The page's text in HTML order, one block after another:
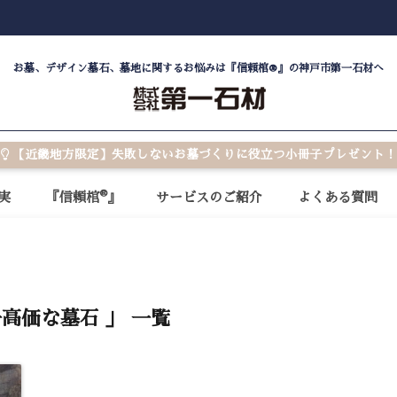
お墓、デザイン墓石、墓地に関するお悩みは『信頼棺®』の神戸市第一石材へ
【近畿地方限定】失敗しないお墓づくりに役立つ小冊子プレゼント！
『信頼棺®』 サービスのご紹介 よくある質問
価な墓石 」 一覧